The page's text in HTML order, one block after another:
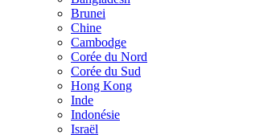
Brunei
Chine
Cambodge
Corée du Nord
Corée du Sud
Hong Kong
Inde
Indonésie
Israël